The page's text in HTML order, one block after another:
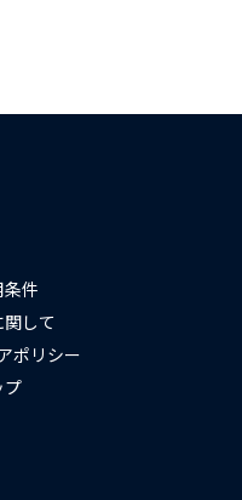
件
して
ポリシー
プ